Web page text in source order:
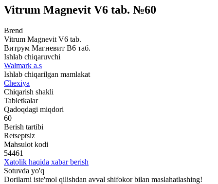
Vitrum Magnevit V6 tab. №60
Brend
Vitrum Magnevit V6 tab.
Витрум Магневит В6 таб.
Ishlab chiqaruvchi
Walmark a.s
Ishlab chiqarilgan mamlakat
Chexiya
Chiqarish shakli
Tabletkalar
Qadoqdagi miqdori
60
Berish tartibi
Retseptsiz
Mahsulot kodi
54461
Xatolik haqida xabar berish
Sotuvda yo'q
Dorilarni iste'mol qilishdan avval shifokor bilan maslahatlashing!